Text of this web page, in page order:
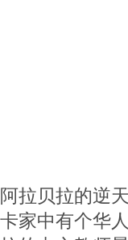
阿拉贝拉的逆
卡家中有个华